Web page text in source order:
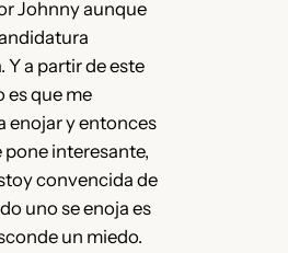
Johnny aunque
Y a partir de este
es que me
enojar y entonces
pone interesante,
convencida de
uno se enoja es
un miedo.